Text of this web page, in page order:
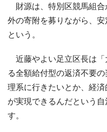
財源は、特別区競馬組合
外の寄附を募りながら、
という。
近藤やよい足立区長は「
る全額給付型の返済不要
理系に行きたいとか、経
が実現できるんだという
す。